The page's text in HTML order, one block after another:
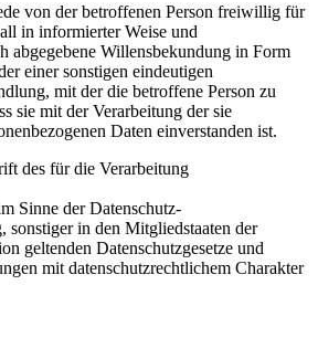
von der betroffenen Person freiwillig für
in informierter Weise und
abgegebene Willensbekundung in Form
einer sonstigen eindeutigen
mit der die betroffene Person zu
sie mit der Verarbeitung der sie
Daten einverstanden ist.
des für die Verarbeitung
Sinne der Datenschutz-
sonstiger in den Mitgliedstaaten der
geltenden Datenschutzgesetze und
mit datenschutzrechtlichem Charakter